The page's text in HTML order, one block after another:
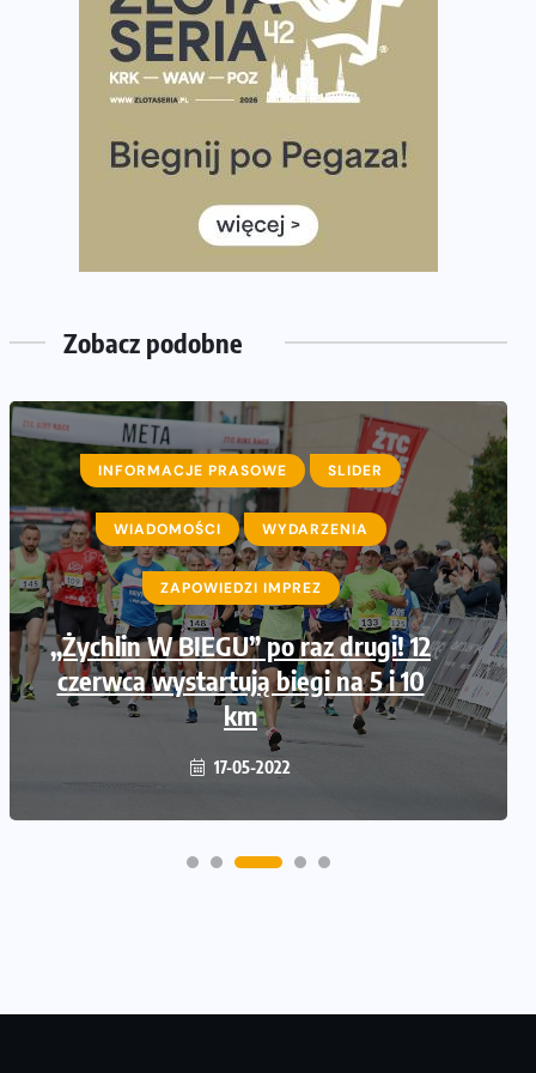
półmaratonem
Już w tę sobotę 35. Bieg Powstania Warszawskiego.
Wystartuje rekordowa liczba uczestników
poradnik przed startem
Ile razy w tygodniu biegać? 3 treningi wystarczą? Jak
często biegać, żeby robić postępy
Już w ten weekend! Przed nami Nocny Portowy
wiedzieć
Zobacz podobne
INFORMACJE PRASOWE SLIDER
WIADOMOŚCI WYDARZENIA
ZAPOWIEDZI IMPREZ
„Żychlin W BIEGU” po raz drugi! 12
czerwca wystartują biegi na 5 i 10
km
17-05-2022